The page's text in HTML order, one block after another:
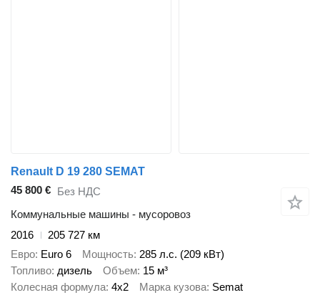
Renault D 19 280 SEMAT
45 800 € Без НДС
Коммунальные машины - мусоровоз
2016
205 727 км
Евро Euro 6 Мощность 285 л.с. (209 кВт)
Топливо дизель Объем 15 м³
Колесная формула 4x2 Марка кузова Semat